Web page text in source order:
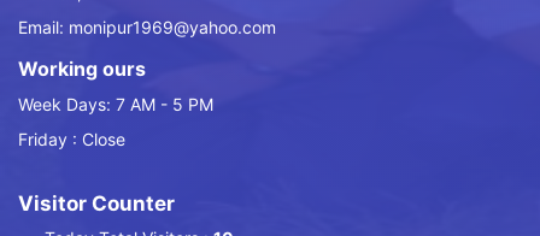
Email: monipur1969@yahoo.com
Working ours
Week Days: 7 AM - 5 PM
Friday : Close
Visitor Counter